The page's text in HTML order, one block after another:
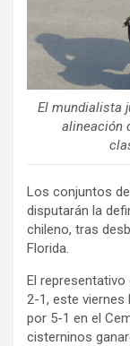
El mundialista
alineación
Los conjuntos
disputarán la
chileno, tras
Florida.
El representativo
2-1, este viernes
por 5-1 en el
cisterninos